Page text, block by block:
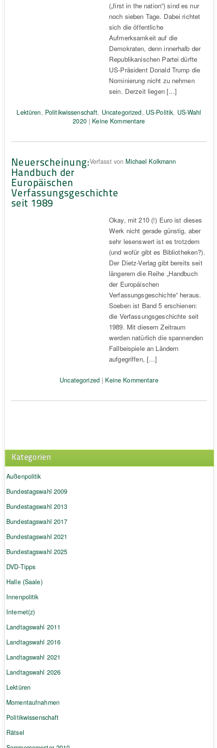
(„first in the nation“) sind es nur
noch sieben Tage. Dabei richtet
sich die öffentliche
Aufmerksamkeit auf die
Demokraten, denn innerhalb der
Republikanischen Partei dürfte
US-Präsident Donald Trump die
Nominierung nicht zu nehmen
sein. Derzeit liegen […]
Lektüren, Politikwissenschaft, Uncategorized, US-Politik, US-Wahl
2020| Keine Kommentare
Neuerscheinung:
Handbuch der
Europäischen
Verfassungsgeschichte
seit 1989
Verfasst von Michael Kolkmann
Okay, mit 210 (!) Euro ist dieses
Werk nicht gerade günstig, aber
sehr lesenswert ist es trotzdem
(und wofür gibt es Bibliotheken?).
Der Dietz-Verlag gibt bereits seit
längerem die Reihe „Handbuch
der Europäischen
Verfassungsgeschichte“ heraus.
Soeben ist Band 5 erschienen:
die Verfassungsgeschichte seit
1989. Mit diesem Zeitraum
werden natürlich die spannenden
Fallbeispiele an Ländern
aufgegriffen, […]
Uncategorized | Keine Kommentare
Kategorien
Außenpolitik
Bundestagswahl 2009
Bundestagswahl 2013
Bundestagswahl 2017
Bundestagswahl 2021
Bundestagswahl 2025
DVD-Tipps
Halle (Saale)
Innenpolitik
Internet(z)
Landtagswahl 2011
Landtagswahl 2016
Landtagswahl 2021
Landtagswahl 2026
Lektüren
Momentaufnahmen
Politikwissenschaft
Rätsel